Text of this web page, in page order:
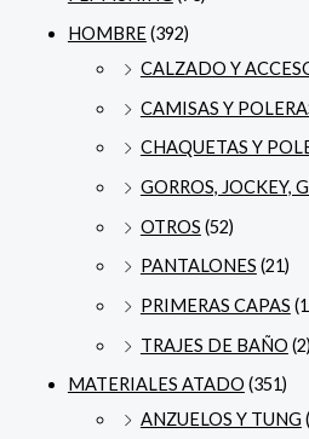
HOMBRE(392)
CALZADO Y
CAMISAS Y
CHAQUETAS Y
GORROS, JOCKEY,
OTROS (52)
PANTALONES (21)
PRIMERAS CAPAS
TRAJES DE BAÑO (2)
MATERIALES ATADO (351)
ANZUELOS Y TUNG